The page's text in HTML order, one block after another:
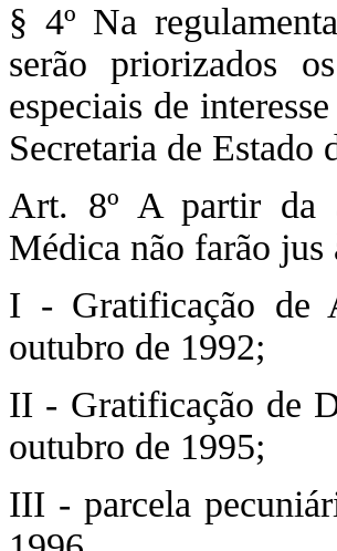
§ 4º Na
serão priorizados
especiais de
Secretaria de Estado
Art. 8º A partir da
Médica não farão jus
I - Gratificação de
outubro de 1992;
II - Gratificação de
outubro de 1995;
III - parcela